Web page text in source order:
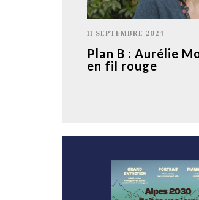
11 SEPTEMBRE 2024
Plan B : Aurélie
en fil rouge